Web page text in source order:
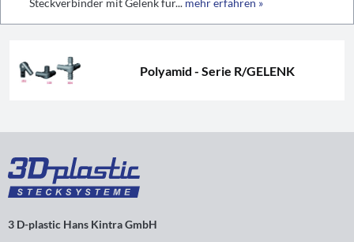
Steckverbinder mit Gelenk für... mehr erfahren »
Polyamid - Serie R/GELENK
3 D-plastic Hans Kintra GmbH